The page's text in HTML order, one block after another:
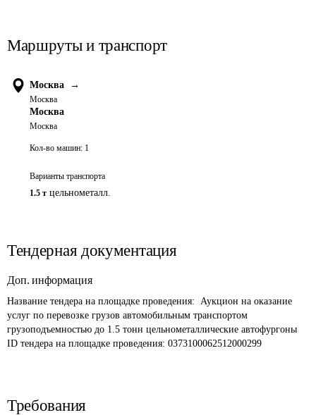
Маршруты и транспорт
Москва →
Москва
Москва
Москва
Кол-во машин: 1
Варианты транспорта
1.5 т цельнометалл.
Тендерная документация
Доп. информация
Название тендера на площадке проведения: Аукцион на оказание
услуг по перевозке грузов автомобильным транспортом
грузоподъемностью до 1.5 тонн цельнометаллические автофургоны
ID тендера на площадке проведения: 0373100062512000299
Требования